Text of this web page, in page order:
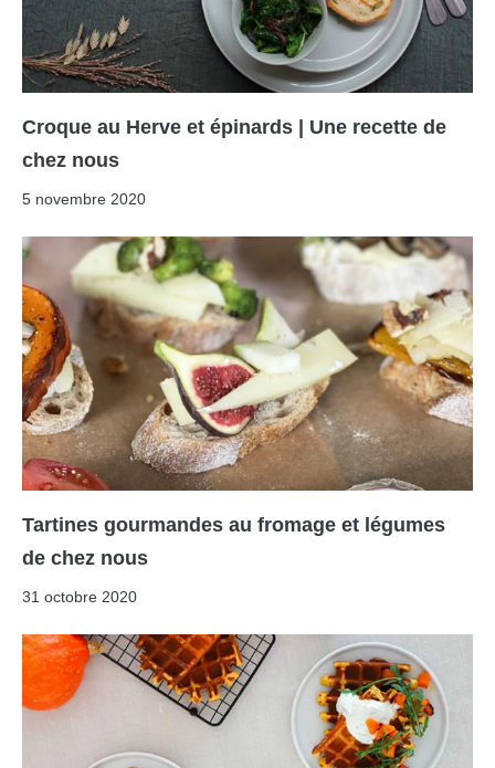
Croque au Herve et épinards | Une recette de
chez nous
5 novembre 2020
Tartines gourmandes au fromage et légumes
de chez nous
31 octobre 2020